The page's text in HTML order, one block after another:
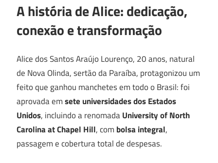
A história de Alice: dedicação,
conexão e transformação
Alice dos Santos Araújo Lourenço, 20 anos, natural
de Nova Olinda, sertão da Paraíba, protagonizou um
feito que ganhou manchetes em todo o Brasil: foi
aprovada emsete universidades dos Estados
Unidos, incluindo a renomadaUniversity of North
Carolina at Chapel Hill, com bolsa integral,
passagem e cobertura total de despesas.